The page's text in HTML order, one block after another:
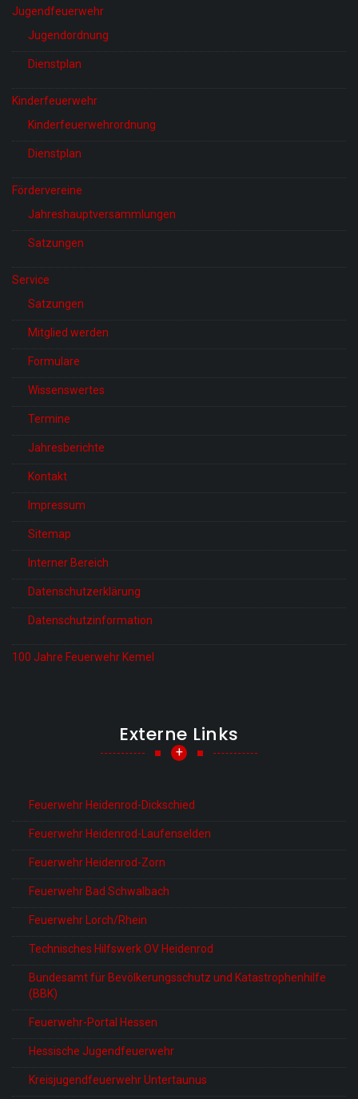
Jugendfeuerwehr
Jugendordnung
Dienstplan
Kinderfeuerwehr
Kinderfeuerwehrordnung
Dienstplan
Fördervereine
Jahreshauptversammlungen
Satzungen
Service
Satzungen
Mitglied werden
Formulare
Wissenswertes
Termine
Jahresberichte
Kontakt
Impressum
Sitemap
Interner Bereich
Datenschutzerklärung
Datenschutzinformation
100 Jahre Feuerwehr Kemel
Externe Links
+
Feuerwehr Heidenrod-Dickschied
Feuerwehr Heidenrod-Laufenselden
Feuerwehr Heidenrod-Zorn
Feuerwehr Bad Schwalbach
Feuerwehr Lorch/Rhein
Technisches Hilfswerk OV Heidenrod
Bundesamt für Bevölkerungsschutz und Katastrophenhilfe
(BBK)
Feuerwehr-Portal Hessen
Hessische Jugendfeuerwehr
Kreisjugendfeuerwehr Untertaunus